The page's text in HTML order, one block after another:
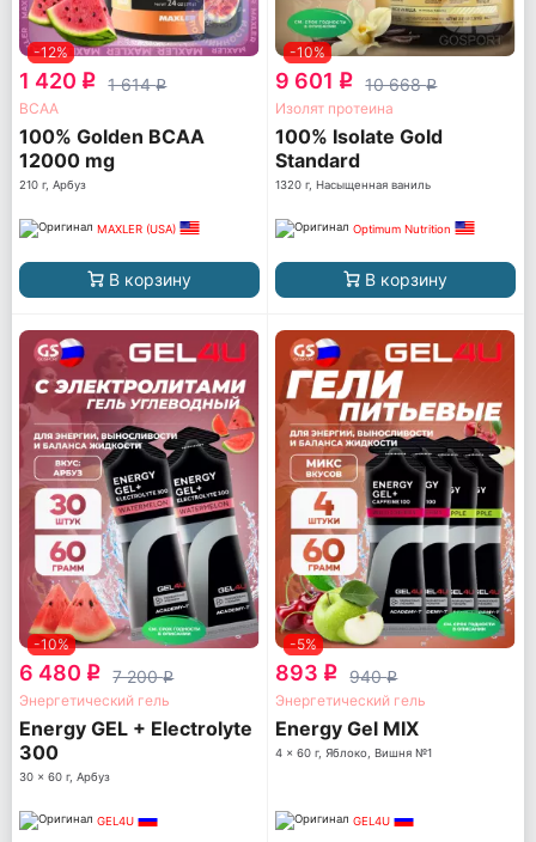
-12%
1 420 q 1 614q
ВСАА
100% Golden BCAA
12000 mg
210 г, Арбуз
MAXLER (USA)
В корзину
-10%
9 601 q 10 668q
Изолят протеина
100% Isolate Gold
Standard
1320 г, Насыщенная ваниль
Optimum Nutrition
В корзину
-10%
6 480 q 7 200q
Энергетический гель
Energy GEL + Electrolyte
300
30 x 60 г, Арбуз
GEL4U
-5%
893 q 940q
Энергетический гель
Energy Gel MIX
4 x 60 г, Яблоко, Вишня №1
GEL4U